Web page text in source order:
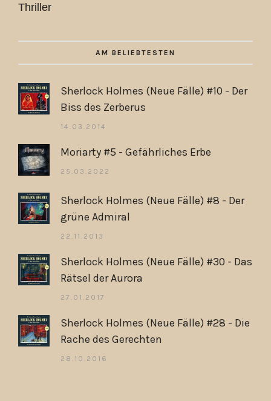
Thriller
AM BELIEBTESTEN
Sherlock Holmes (Neue Fälle) #10 - Der
Biss des Zerberus
14.03.2014
Moriarty #5 - Gefährliches Erbe
25.03.2022
Sherlock Holmes (Neue Fälle) #8 - Der
grüne Admiral
22.11.2013
Sherlock Holmes (Neue Fälle) #30 - Das
Rätsel der Aurora
27.01.2017
Sherlock Holmes (Neue Fälle) #28 - Die
Rache des Gerechten
28.10.2016